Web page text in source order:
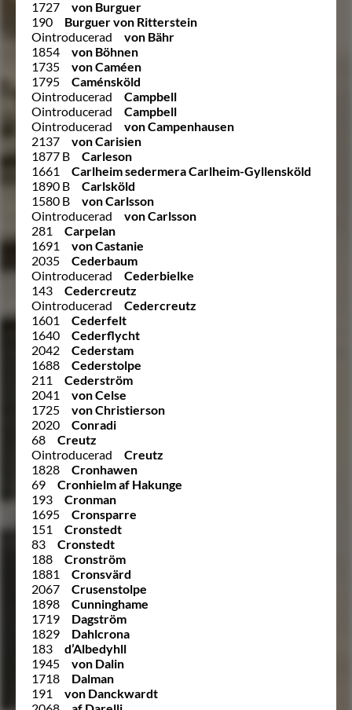
1727
von Burguer
190
Burguer von Ritterstein
Ointroducerad
von Bähr
1854
von Böhnen
1735
von Caméen
1795
Caménsköld
Ointroducerad
Campbell
Ointroducerad
Campbell
Ointroducerad
von Campenhausen
2137
von Carisien
1877 B
Carleson
1661
Carlheim sedermera Carlheim-Gyllensköld
1890 B
Carlsköld
1580 B
von Carlsson
Ointroducerad
von Carlsson
281
Carpelan
1691
von Castanie
2035
Cederbaum
Ointroducerad
Cederbielke
143
Cedercreutz
Ointroducerad
Cedercreutz
1601
Cederfelt
1640
Cederflycht
2042
Cederstam
1688
Cederstolpe
211
Cederström
2041
von Celse
1725
von Christierson
2020
Conradi
68
Creutz
Ointroducerad
Creutz
1828
Cronhawen
69
Cronhielm af Hakunge
193
Cronman
1695
Cronsparre
151
Cronstedt
83
Cronstedt
188
Cronström
1881
Cronsvärd
2067
Crusenstolpe
1898
Cunninghame
1719
Dagström
1829
Dahlcrona
183
d’Albedyhll
1945
von Dalin
1718
Dalman
191
von Danckwardt